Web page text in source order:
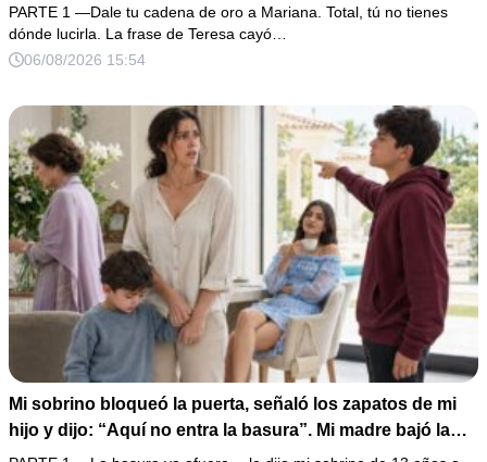
con las manos marcadas por espinas no merecía 50
gramos de oro. Mi esposo guardó silencio, así que
obedecí con calma y le pedí que preparara la fiesta. Ella
completo que había intentado ocultar.
PARTE 1 —Dale tu cadena de oro a Mariana. Total, tú no tienes
dónde lucirla. La frase de Teresa cayó…
06/08/2026 15:54
Mi sobrino bloqueó la puerta, señaló los zapatos de mi
hijo y dijo: “Aquí no entra la basura”. Mi madre bajó la
mirada y mi hermana siguió tomando café como si nada.